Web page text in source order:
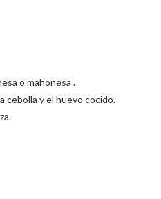
o mahonesa .
cebolla y el huevo cocido.